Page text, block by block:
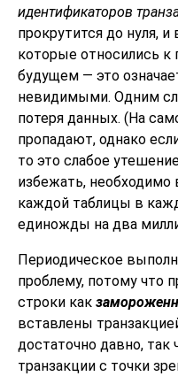
идентификаторов
прокрутится до нуля, и
которые относились к
будущем — это
невидимыми. Одним
потеря данных. (На
пропадают, однако
то это слабое
избежать, необходимо
каждой таблицы в
единожды на два
Периодическое
проблему, потому что
строки как
вставлены
достаточно давно,
транзакции с точки